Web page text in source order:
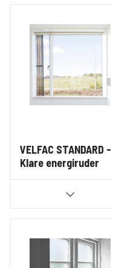
VELFAC STANDARD -
Klare energiruder